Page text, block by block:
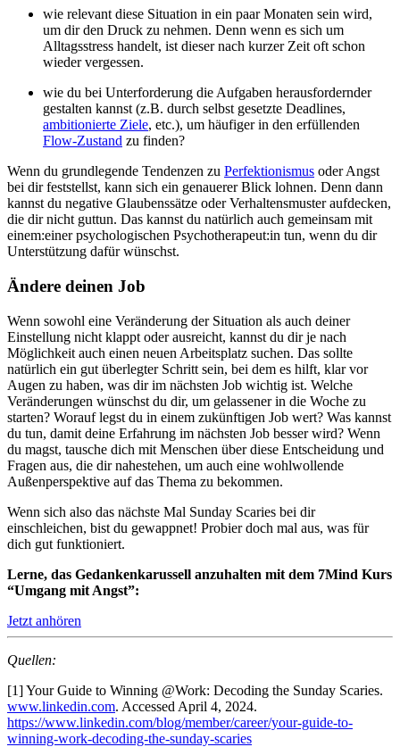
wie relevant diese Situation in ein paar Monaten sein wird,
um dir den Druck zu nehmen. Denn wenn es sich um
Alltagsstress handelt, ist dieser nach kurzer Zeit oft schon
wieder vergessen.
wie du bei Unterforderung die Aufgaben herausfordernder
gestalten kannst (z.B. durch selbst gesetzte Deadlines,
ambitionierte Ziele, etc.), um häufiger in den erfüllenden
Flow-Zustand zu finden?
Wenn du grundlegende Tendenzen zu Perfektionismus oder Angst
bei dir feststellst, kann sich ein genauerer Blick lohnen. Denn dann
kannst du negative Glaubenssätze oder Verhaltensmuster aufdecken,
die dir nicht guttun. Das kannst du natürlich auch gemeinsam mit
einem:einer psychologischen Psychotherapeut:in tun, wenn du dir
Unterstützung dafür wünschst.
Ändere deinen Job
Wenn sowohl eine Veränderung der Situation als auch deiner
Einstellung nicht klappt oder ausreicht, kannst du dir je nach
Möglichkeit auch einen neuen Arbeitsplatz suchen. Das sollte
natürlich ein gut überlegter Schritt sein, bei dem es hilft, klar vor
Augen zu haben, was dir im nächsten Job wichtig ist. Welche
Veränderungen wünschst du dir, um gelassener in die Woche zu
starten? Worauf legst du in einem zukünftigen Job wert? Was kannst
du tun, damit deine Erfahrung im nächsten Job besser wird? Wenn
du magst, tausche dich mit Menschen über diese Entscheidung und
Fragen aus, die dir nahestehen, um auch eine wohlwollende
Außenperspektive auf das Thema zu bekommen.
Wenn sich also das nächste Mal Sunday Scaries bei dir
einschleichen, bist du gewappnet! Probier doch mal aus, was für
dich gut funktioniert.
Lerne, das Gedankenkarussell anzuhalten mit dem 7Mind Kurs
“Umgang mit Angst”:
Jetzt anhören
Quellen:
[1]Your Guide to Winning @Work: Decoding the Sunday Scaries.
www.linkedin.com. Accessed April 4, 2024.
https://www.linkedin.com/blog/member/career/your-guide-to-
winning-work-decoding-the-sunday-scaries